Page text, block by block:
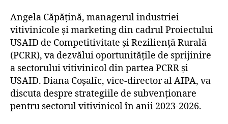
Angela Căpățină, managerul industriei
vitivinicole și marketing din cadrul Proiectului
USAID de Competitivitate și Reziliență Rurală
(PCRR), va dezvălui oportunitățile de sprijinire
a sectorului vitivinicol din partea PCRR și
USAID. Diana Coșalîc, vice-director al AIPA, va
discuta despre strategiile de subvenționare
pentru sectorul vitivinicol în anii 2023-2026.